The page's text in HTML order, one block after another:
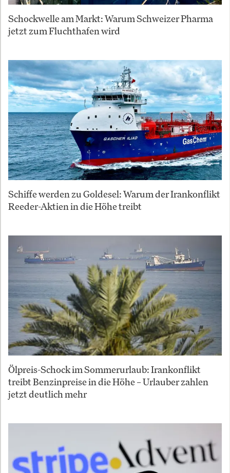
Schockwelle am Markt: Warum Schweizer Pharma
jetzt zum Fluchthafen wird
Schiffe werden zu Goldesel: Warum der Irankonflikt
Reeder-Aktien in die Höhe treibt
Ölpreis-Schock im Sommerurlaub: Irankonflikt
treibt Benzinpreise in die Höhe – Urlauber zahlen
jetzt deutlich mehr